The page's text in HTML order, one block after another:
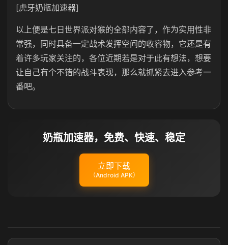
[虎牙奶瓶加速器]
以上便是七日世界派对猴的全部内容了，作为实用性非
常强，同时具备一定战术发挥空间的收容物，它还是有
着许多玩家关注的，各位近期若是对于此有想法，想要
让自己有个不错的战斗表现，那么就抓紧去进入参考一
番吧。
奶瓶加速器，免费、快速、稳定
立即下载
（Android APK）